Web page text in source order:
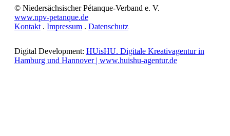
© Niedersächsischer Pétanque-Verband e. V.
www.npv-petanque.de
Kontakt . Impressum . Datenschutz
Digital Development: HUisHU. Digitale Kreativagentur in
Hamburg und Hannover | www.huishu-agentur.de